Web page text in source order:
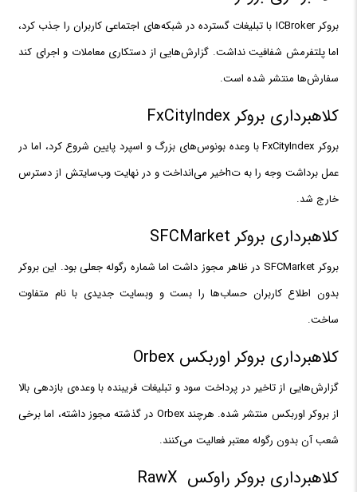
بروکر ICBroker با تبلیغات گسترده در شبکه‌های اجتماعی کاربران را جذب کرد،
اما پلتفرمش شفافیت نداشت. گزارش‌هایی از دستکاری معاملات و اجرای کند
سفارش‌ها منتشر شده است.
کلاهبرداری بروکر FxCityIndex
بروکر FxCityIndex با وعده بونوس‌های بزرگ و اسپرد پایین شروع کرد، اما در
عمل برداشت وجه را به تhخیر می‌انداخت و در نهایت وب‌سایتش از دسترس
خارج شد.
کلاهبرداری بروکر SFCMarket
بروکر SFCMarket در ظاهر مجوز داشت اما شماره رگوله جعلی بود. این بروکر
بدون اطلاع کاربران حساب‌ها را بست و وبسایت جدیدی با نام متفاوت
ساخت.
کلاهبرداری بروکر اوربکس Orbex
گزارش‌هایی از تاخیر در پرداخت سود و تبلیغات فریبنده با وعده‌ی بازدهی بالا
از بروکر اوربکس منتشر شده. هرچند Orbex در گذشته مجوز داشته، اما برخی
شعب آن بدون رگوله معتبر فعالیت می‌کنند.
کلاهبرداری بروکر راوکس RawX